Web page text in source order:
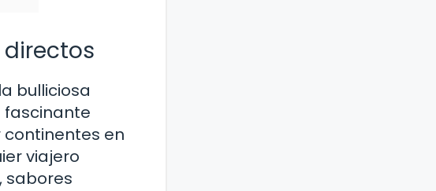
directos
bulliciosa
fascinante
continentes en
viajero
sabores